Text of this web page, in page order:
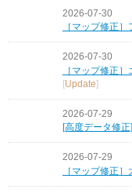
2026-07-30
［マップ修正
2026-07-30
［マップ修正
[Update]
2026-07-29
[高度データ修
2026-07-29
［マップ修正